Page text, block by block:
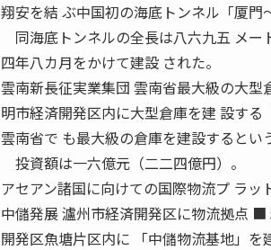
翔安を結 ぶ中国初の海底トンネル「厦門
同海底トンネルの全長は八六九五 メー
四年八カ月をかけて建設 された。
雲南新長征実業集団 雲南省最大級の大
明市経済開発区内に大型倉庫を建 設する
雲南省で も最大級の倉庫を建設するとい
投資額は一六億元（二二四億円）。
アセアン諸国に向けての国際物流プ ラッ
中儲発展 瀘州市経済開発区に物流拠点
開発区魚塘片区内に 「中儲物流基地」を